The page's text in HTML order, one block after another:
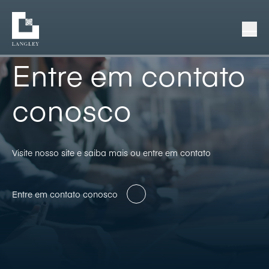
Entre em contato
conosco
Visite nosso site e saiba mais ou entre em contato
Entre em contato conosco